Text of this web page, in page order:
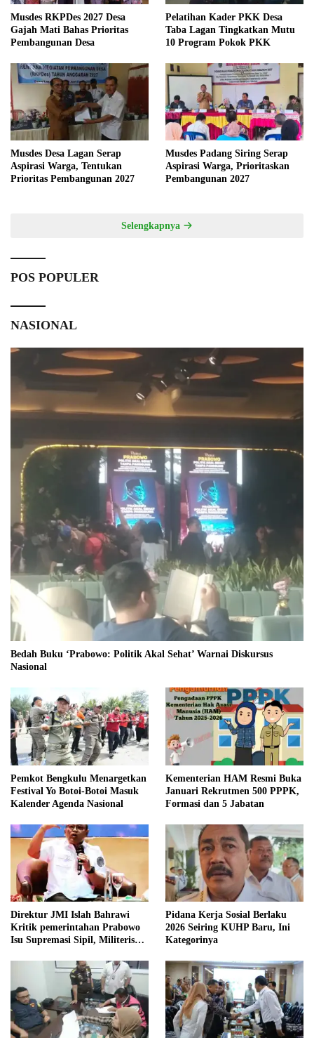
Musdes RKPDes 2027 Desa
Gajah Mati Bahas Prioritas
Pembangunan Desa
Pelatihan Kader PKK Desa
Taba Lagan Tingkatkan Mutu
10 Program Pokok PKK
Musdes Desa Lagan Serap
Aspirasi Warga, Tentukan
Prioritas Pembangunan 2027
Musdes Padang Siring Serap
Aspirasi Warga, Prioritaskan
Pembangunan 2027
Selengkapnya
POS POPULER
NASIONAL
Bedah Buku ‘Prabowo: Politik Akal Sehat’ Warnai Diskursus
Nasional
Pemkot Bengkulu Menargetkan
Festival Yo Botoi-Botoi Masuk
Kalender Agenda Nasional
Kementerian HAM Resmi Buka
Januari Rekrutmen 500 PPPK,
Formasi dan 5 Jabatan
Direktur JMI Islah Bahrawi
Kritik pemerintahan Prabowo
Isu Supremasi Sipil, Militerisasi,
Pidana Kerja Sosial Berlaku
2026 Seiring KUHP Baru, Ini
Kategorinya